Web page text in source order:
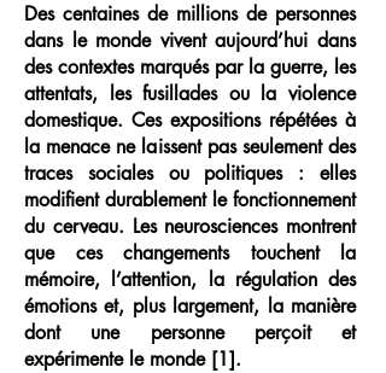
Des centaines de millions de personnes
dans le monde vivent aujourd’hui dans
des contextes marqués par la guerre, les
attentats, les fusillades ou la violence
domestique. Ces expositions répétées à
la menace ne laissent pas seulement des
traces sociales ou politiques : elles
modifient durablement le fonctionnement
du cerveau. Les neurosciences montrent
que ces changements touchent la
mémoire, l’attention, la régulation des
émotions et, plus largement, la manière
dont une personne perçoit et
expérimente le monde [1].